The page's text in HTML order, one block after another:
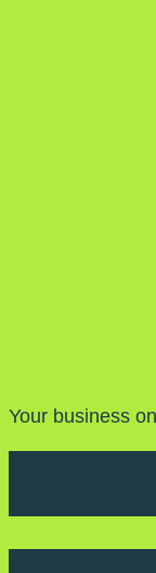
Your business